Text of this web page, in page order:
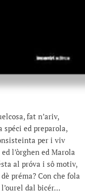
fat n’ariv,
ed preparola,
per i viv
l’òrghen ed Marola
al próva i sô motiv,
préma? Con che fola
dal bicér…